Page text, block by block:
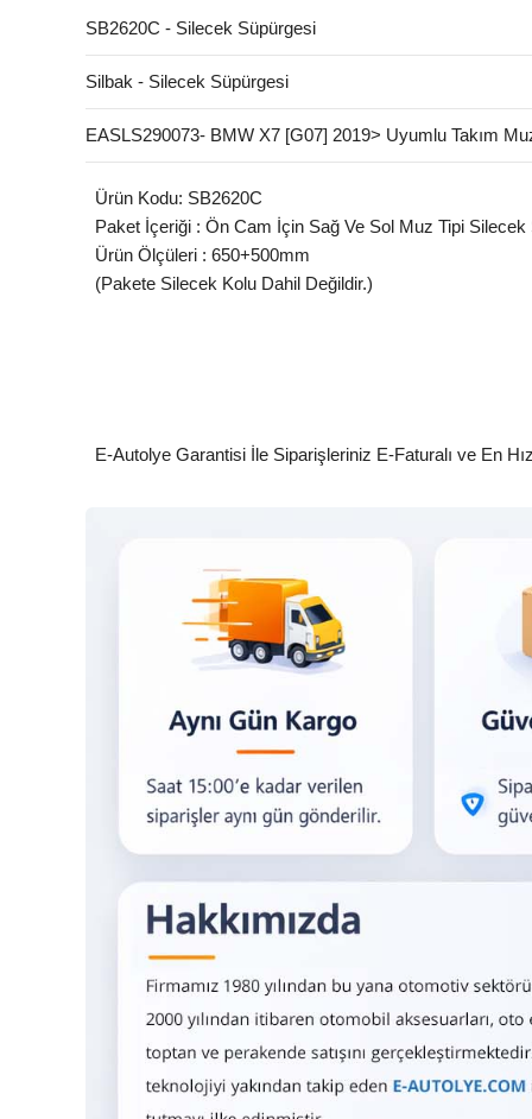
SB2620C - Silecek Süpürgesi
Silbak - Silecek Süpürgesi
EASLS290073- BMW X7 [G07] 2019> Uyumlu Takım
Ürün Kodu: SB2620C
Paket İçeriği : Ön Cam İçin Sağ Ve Sol Muz Tipi
Ürün Ölçüleri : 650+500mm
(Pakete Silecek Kolu Dahil Değildir.)
E-Autolye Garantisi İle Siparişleriniz E-Faturalı ve En